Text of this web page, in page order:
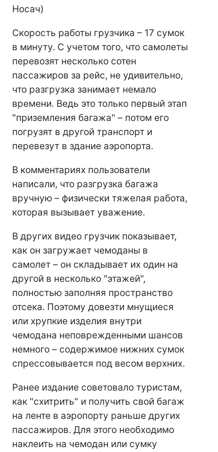
Носач)
Скорость работы грузчика – 17 сумок
в минуту. С учетом того, что самолеты
перевозят несколько сотен
пассажиров за рейс, не удивительно,
что разгрузка занимает немало
времени. Ведь это только первый этап
"приземления багажа" – потом его
погрузят в другой транспорт и
перевезут в здание аэропорта.
В комментариях пользователи
написали, что разгрузка багажа
вручную – физически тяжелая работа,
которая вызывает уважение.
В других видео грузчик показывает,
как он загружает чемоданы в
самолет – он складывает их один на
другой в несколько "этажей",
полностью заполняя пространство
отсека. Поэтому довезти мнущиеся
или хрупкие изделия внутри
чемодана неповрежденными шансов
немного – содержимое нижних сумок
спрессовывается под весом верхних.
Ранее издание советовало туристам,
как "схитрить" и получить свой багаж
на ленте в аэропорту раньше других
пассажиров. Для этого необходимо
наклеить на чемодан или сумку